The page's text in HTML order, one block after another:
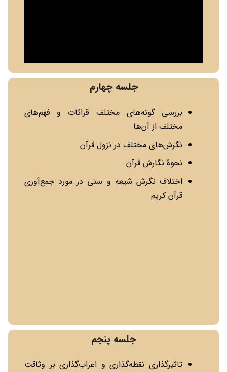
جلسه چهارم
بررسی گونه‌های مختلف قرائات و فهم‌های
مختلف از آن‌ها
نگرش‌های مختلف در نزول قرآن
نحوۀ نگارش قرآن
اختلاف نگرش شیعه و سنی در مورد جمع‌آوری
قرآن کریم
جلسه پنجم
تاثیرگذاری نقطه‌گذاری و اعراب‌گذاری بر وثاقت